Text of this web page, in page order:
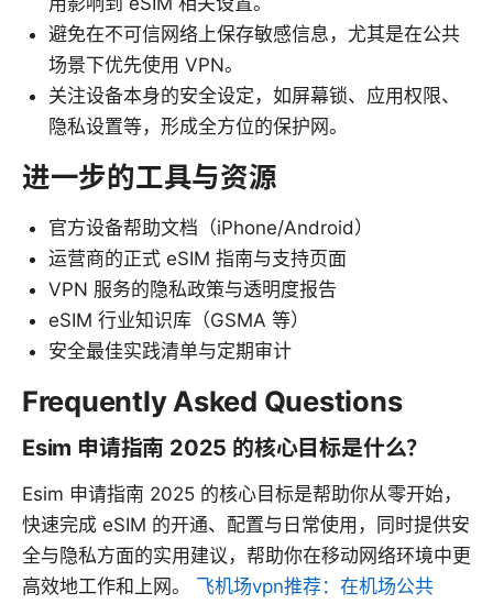
避免在不可信网络上保存敏感信息，尤其是在公共
场景下优先使用 VPN。
关注设备本身的安全设定，如屏幕锁、应用权限、
隐私设置等，形成全方位的保护网。
进一步的工具与资源
官方设备帮助文档（iPhone/Android）
运营商的正式 eSIM 指南与支持页面
VPN 服务的隐私政策与透明度报告
eSIM 行业知识库（GSMA 等）
安全最佳实践清单与定期审计
Frequently Asked Questions
Esim 申请指南 2025 的核心目标是什么？
Esim 申请指南 2025 的核心目标是帮助你从零开始，
快速完成 eSIM 的开通、配置与日常使用，同时提供安
全与隐私方面的实用建议，帮助你在移动网络环境中更
高效地工作和上网。 飞机场vpn推荐：在机场公共